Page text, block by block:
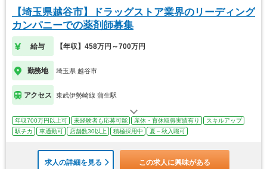
【埼玉県越谷市】ドラッグストア業界のリーディング
カンパニーでの薬剤師募集
給与 【年収】458万円～700万円
勤務地 埼玉県 越谷市
アクセス 東武伊勢崎線 蒲生駅
年収700万円以上可 未経験者も応募可能 産休・育休取得実績有り
スキルアップ
駅チカ
車通勤可 店舗数30以上 積極採用中 夏～秋入職可
求人の詳細を見る この求人に興味がある